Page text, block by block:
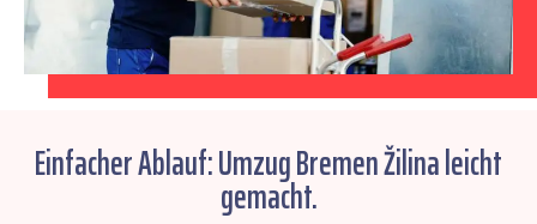
Einfacher Ablauf: Umzug Bremen Žilina leicht
gemacht.